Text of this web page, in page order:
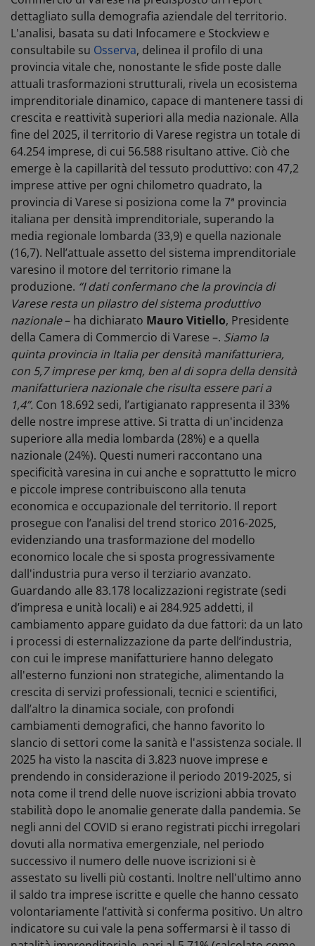
dettagliato sulla demografia aziendale del territorio.
L'analisi, basata su dati Infocamere e Stockview e
consultabile su Osserva, delinea il profilo di una
provincia vitale che, nonostante le sfide poste dalle
attuali trasformazioni strutturali, rivela un ecosistema
imprenditoriale dinamico, capace di mantenere tassi di
crescita e reattività superiori alla media nazionale. Alla
fine del 2025, il territorio di Varese registra un totale di
64.254 imprese, di cui 56.588 risultano attive. Ciò che
emerge è la capillarità del tessuto produttivo: con 47,2
imprese attive per ogni chilometro quadrato, la
provincia di Varese si posiziona come la 7ª provincia
italiana per densità imprenditoriale, superando la
media regionale lombarda (33,9) e quella nazionale
(16,7). Nell’attuale assetto del sistema imprenditoriale
varesino il motore del territorio rimane la
produzione. “I dati confermano che la provincia di
Varese resta un pilastro del sistema produttivo
nazionale– ha dichiarato Mauro Vitiello, Presidente
della Camera di Commercio di Varese –. Siamo la
quinta provincia in Italia per densità manifatturiera,
con 5,7 imprese per kmq, ben al di sopra della densità
manifatturiera nazionale che risulta essere pari a
1,4”. Con 18.692 sedi, l’artigianato rappresenta il 33%
delle nostre imprese attive. Si tratta di un'incidenza
superiore alla media lombarda (28%) e a quella
nazionale (24%). Questi numeri raccontano una
specificità varesina in cui anche e soprattutto le micro
e piccole imprese contribuiscono alla tenuta
economica e occupazionale del territorio. Il report
prosegue con l’analisi del trend storico 2016-2025,
evidenziando una trasformazione del modello
economico locale che si sposta progressivamente
dall'industria pura verso il terziario avanzato.
Guardando alle 83.178 localizzazioni registrate (sedi
d’impresa e unità locali) e ai 284.925 addetti, il
cambiamento appare guidato da due fattori: da un lato
i processi di esternalizzazione da parte dell’industria,
con cui le imprese manifatturiere hanno delegato
all'esterno funzioni non strategiche, alimentando la
crescita di servizi professionali, tecnici e scientifici,
dall’altro la dinamica sociale, con profondi
cambiamenti demografici, che hanno favorito lo
slancio di settori come la sanità e l'assistenza sociale. Il
2025 ha visto la nascita di 3.823 nuove imprese e
prendendo in considerazione il periodo 2019-2025, si
nota come il trend delle nuove iscrizioni abbia trovato
stabilità dopo le anomalie generate dalla pandemia. Se
negli anni del COVID si erano registrati picchi irregolari
dovuti alla normativa emergenziale, nel periodo
successivo il numero delle nuove iscrizioni si è
assestato su livelli più costanti. Inoltre nell'ultimo anno
il saldo tra imprese iscritte e quelle che hanno cessato
volontariamente l’attività si conferma positivo. Un altro
indicatore su cui vale la pena soffermarsi è il tasso di